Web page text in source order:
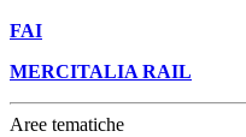
FAI
MERCITALIA RAIL
Aree tematiche